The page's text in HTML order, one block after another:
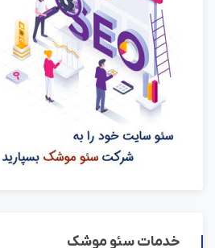
خدمات سئو موشک